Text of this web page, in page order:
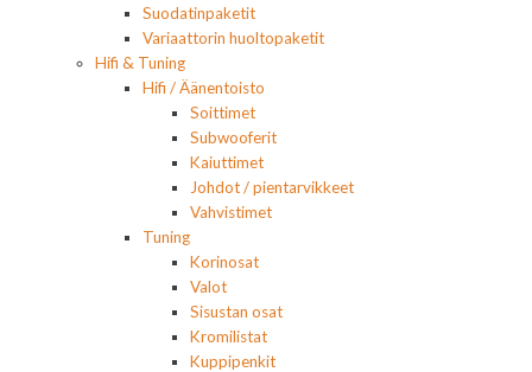
Suodatinpaketit
Variaattorin huoltopaketit
Hifi & Tuning
Hifi / Äänentoisto
Soittimet
Subwooferit
Kaiuttimet
Johdot / pientarvikkeet
Vahvistimet
Tuning
Korinosat
Valot
Sisustan osat
Kromilistat
Kuppipenkit